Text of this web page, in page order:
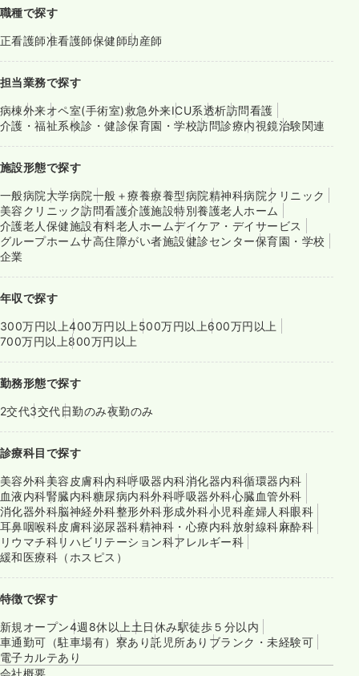
職種で探す
正看護師准看護師保健師助産師
担当業務で探す
病棟外来オペ室(手術室)救急外来ICU系透析訪問看護
介護・福祉系検診・健診保育園・学校訪問診療内視鏡治験関連
施設形態で探す
一般病院大学病院一般＋療養療養型病院精神科病院クリニック
美容クリニック訪問看護介護施設特別養護老人ホーム
介護老人保健施設有料老人ホームデイケア・デイサービス
グループホームサ高住障がい者施設健診センター保育園・学校
企業
年収で探す
300万円以上400万円以上500万円以上600万円以上
700万円以上800万円以上
勤務形態で探す
2交代3交代日勤のみ夜勤のみ
診療科目で探す
美容外科美容皮膚科内科呼吸器内科消化器内科循環器内科
血液内科腎臓内科糖尿病内科外科呼吸器外科心臓血管外科
消化器外科脳神経外科整形外科形成外科小児科産婦人科眼科
耳鼻咽喉科皮膚科泌尿器科精神科・心療内科放射線科麻酔科
リウマチ科リハビリテーション科アレルギー科
緩和医療科（ホスピス）
特徴で探す
新規オープン4週8休以上土日休み駅徒歩５分以内
車通勤可（駐車場有） 寮あり託児所あり ブランク・未経験可
電子カルテあり